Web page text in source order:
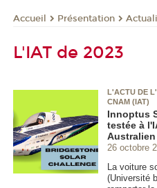
Accueil Présentation
L'IAT de 2023
L'ACTU DE
CNAM (IAT)
Innoptus
testée à
Australien
26 octobre
La voiture
(Université